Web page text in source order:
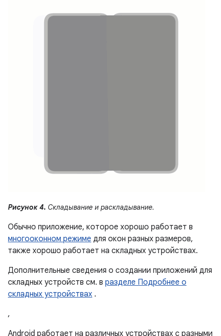
Рисунок 4. Складывание и раскладывание.
Обычно приложение, которое хорошо работает в
многооконном режиме для окон разных размеров,
также хорошо работает на складных устройствах.
Дополнительные сведения о создании приложений для
складных устройств см. в разделе Подробнее о
складных устройствах .
,
Android работает на различных устройствах с разными